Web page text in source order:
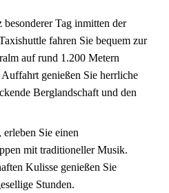
Tag inmitten der
fahren Sie bequem zur
auf rund 1.200 Metern
genießen Sie herrliche
Berglandschaft und den
Sie einen
mit traditioneller Musik.
Kulisse genießen Sie
Stunden.